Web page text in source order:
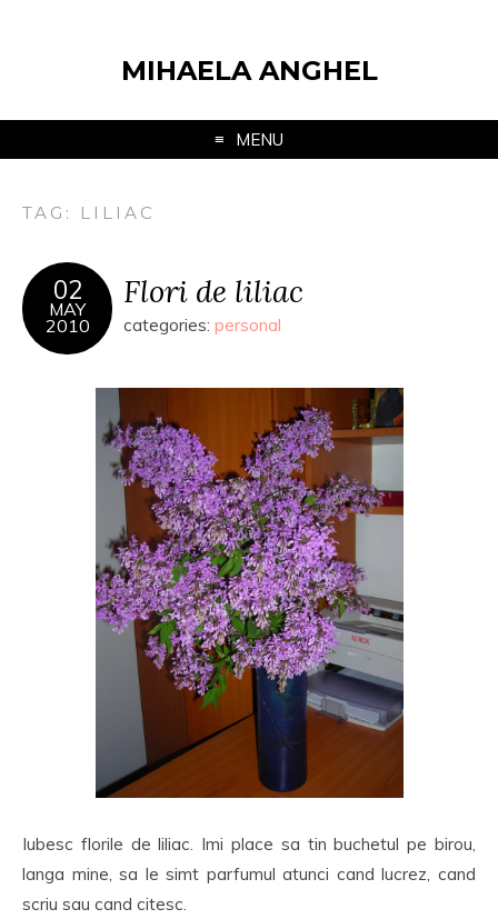
MIHAELA ANGHEL
MENU
TAG: LILIAC
02
MAY
2010
Flori de liliac
categories: personal
Iubesc florile de liliac. Imi place sa tin buchetul pe birou,
langa mine, sa le simt parfumul atunci cand lucrez, cand
scriu sau cand citesc.